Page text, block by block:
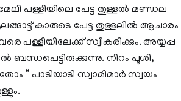
പള്ളിയിലെ പേട്ട തുള്ളല്‍ മണ്ഡല
കാരുടെ പേട്ട തുള്ളലില്‍ ആചാരം
പള്ളിയിലേക്ക് സ്വീകരിക്കും. അയ്യപ്പ
ബന്ധപെട്ടിരുക്കുന്നു. നിറം പൂശി,
“ പാടിയാടി സ്വാമിമാര്‍ സ്വയം